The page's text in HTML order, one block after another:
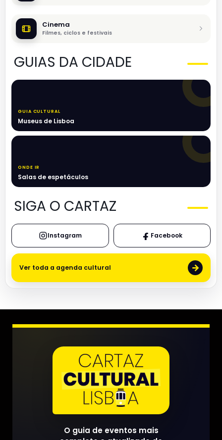
Cinema
Filmes, ciclos e festivais
GUIAS DA CIDADE
GUIA CULTURAL
Museus de Lisboa
ONDE IR
Salas de espetáculos
SIGA O CARTAZ
Instagram Facebook
Ver toda a agenda cultural →
O guia de eventos mais